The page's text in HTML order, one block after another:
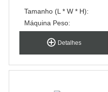
Tamanho (L * W * H):
Máquina Peso:
Detalhes